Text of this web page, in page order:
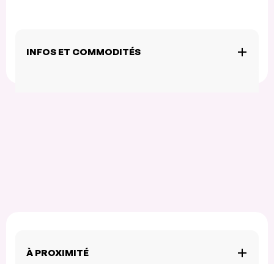
INFOS ET COMMODITÉS
À PROXIMITÉ